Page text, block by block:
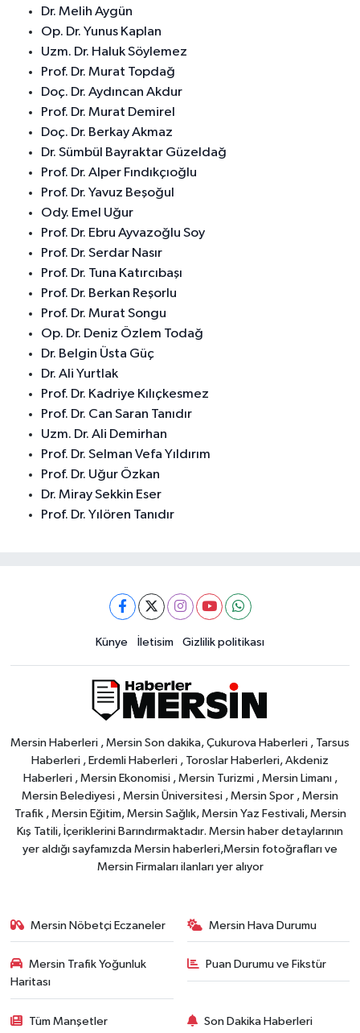
Dr. Melih Aygün
Op. Dr. Yunus Kaplan
Uzm. Dr. Haluk Söylemez
Prof. Dr. Murat Topdağ
Doç. Dr. Aydıncan Akdur
Prof. Dr. Murat Demirel
Doç. Dr. Berkay Akmaz
Dr. Sümbül Bayraktar Güzeldağ
Prof. Dr. Alper Fındıkçıoğlu
Prof. Dr. Yavuz Beşoğul
Ody. Emel Uğur
Prof. Dr. Ebru Ayvazoğlu Soy
Prof. Dr. Serdar Nasır
Prof. Dr. Tuna Katırcıbaşı
Prof. Dr. Berkan Reşorlu
Prof. Dr. Murat Songu
Op. Dr. Deniz Özlem Todağ
Dr. Belgin Üsta Güç
Dr. Ali Yurtlak
Prof. Dr. Kadriye Kılıçkesmez
Prof. Dr. Can Saran Tanıdır
Uzm. Dr. Ali Demirhan
Prof. Dr. Selman Vefa Yıldırım
Prof. Dr. Uğur Özkan
Dr. Miray Sekkin Eser
Prof. Dr. Yılören Tanıdır
Künye İletisim Gizlilik politikası
Mersin Haberleri , Mersin Son dakika, Çukurova Haberleri , Tarsus
Haberleri , Erdemli Haberleri , Toroslar Haberleri, Akdeniz
Haberleri , Mersin Ekonomisi , Mersin Turizmi , Mersin Limanı ,
Mersin Belediyesi , Mersin Üniversitesi , Mersin Spor , Mersin
Trafik , Mersin Eğitim, Mersin Sağlık, Mersin Yaz Festivali, Mersin
Kış Tatili, İçeriklerini Barındırmaktadır. Mersin haber detaylarının
yer aldığı sayfamızda Mersin haberleri,Mersin fotoğrafları ve
Mersin Firmaları ilanları yer alıyor
Mersin Nöbetçi Eczaneler Mersin Hava Durumu
Mersin Trafik Yoğunluk
Haritası
Puan Durumu ve Fikstür
Tüm Manşetler Son Dakika Haberleri